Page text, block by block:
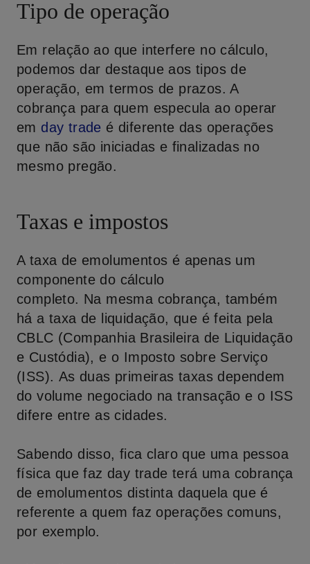
Tipo de operação
Em relação ao que interfere no cálculo,
podemos dar destaque aos tipos de
operação, em termos de prazos. A
cobrança para quem especula ao operar
em day trade é diferente das operações
que não são iniciadas e finalizadas no
mesmo pregão.
Taxas e impostos
A taxa de emolumentos é apenas um
componente do cálculo
completo. Na mesma cobrança, também
há a taxa de liquidação, que é feita pela
CBLC (Companhia Brasileira de Liquidação
e Custódia), e o Imposto sobre Serviço
(ISS). As duas primeiras taxas dependem
do volume negociado na transação e o ISS
difere entre as cidades.
Sabendo disso, fica claro que uma pessoa
física que faz day trade terá uma cobrança
de emolumentos distinta daquela que é
referente a quem faz operações comuns,
por exemplo.